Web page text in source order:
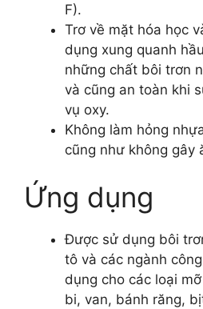
F).
Trơ về mặt hóa học
dụng xung quanh
những chất bôi trơn
và cũng an toàn khi
vụ oxy.
Không làm hỏng
cũng như không gây
Ứng dụng
Được sử dụng bôi
tô và các ngành
dụng cho các loại
bi, van, bánh răng,